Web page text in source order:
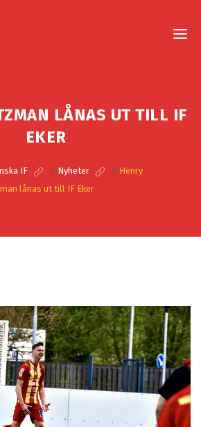
LÅNAS UT TILL IF
EKER
IF > Nyheter > Henry
lånas ut till IF Eker